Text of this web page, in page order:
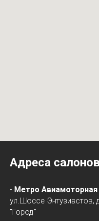
Адреса
- Метро Авиамоторная
ул.Шоссе Энтузиастов,
"Город"